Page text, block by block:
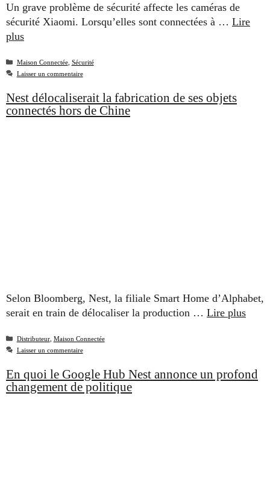
Un grave problème de sécurité affecte les caméras de
sécurité Xiaomi. Lorsqu’elles sont connectées à … Lire
plus
Catégories
Maison Connectée, Sécurité
Laisser un commentaire
Nest délocaliserait la fabrication de ses objets
connectés hors de Chine
Selon Bloomberg, Nest, la filiale Smart Home d’Alphabet,
serait en train de délocaliser la production … Lire plus
Catégories
Distributeur, Maison Connectée
Laisser un commentaire
En quoi le Google Hub Nest annonce un profond
changement de politique